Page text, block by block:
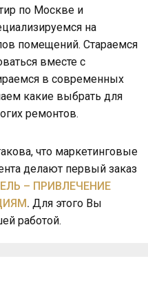
по Москве и
на
помещений. Стараемся
вместе с
в современных
какие выбрать для
ремонтов.
что маркетинговые
делают первый заказ
– ПРИВЛЕЧЕНИЕ
. Для этого Вы
работой.